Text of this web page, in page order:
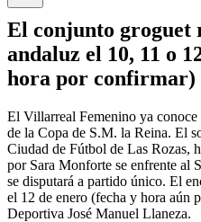
El conjunto groguet
andaluz el 10, 11 o
hora por confirmar)
El Villarreal Femenino ya
de la Copa de S.M. la Reina. El
Ciudad de Fútbol de Las Rozas,
por Sara Monforte se enfrente al
se disputará a partido único. El
el 12 de enero (fecha y hora aún
Deportiva José Manuel Llaneza.